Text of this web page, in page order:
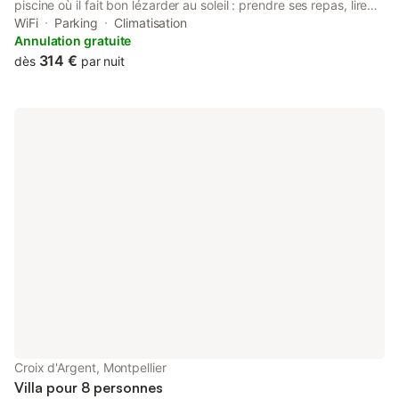
piscine où il fait bon lézarder au soleil : prendre ses repas, lire
sous les micocouliers dans une ambiance arborée et fleurie;.
Bercé par le chant des cigales . La piscine équipée d' une
alarme offre la possibilité de mettre en plus une protection
WiFi Parking
Climatisation
Annulation gratuite
dès 314 € par nuit
Croix d'Argent, Montpellier
Villa pour 8 personnes